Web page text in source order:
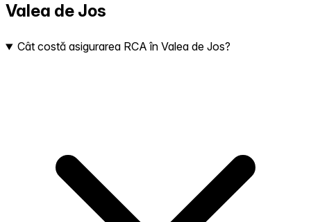
Valea de Jos
Cât costă asigurarea RCA în Valea de Jos?